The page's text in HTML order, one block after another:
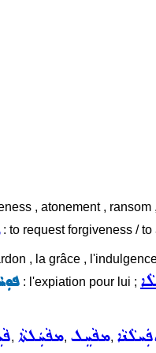
, atonement ,
: to request forgiveness /
, la grâce ,
: l'expiation pour lui ;
, ܡܦܵܚܲܠܬܵܐ, ܡܦܵܚܸܠ,